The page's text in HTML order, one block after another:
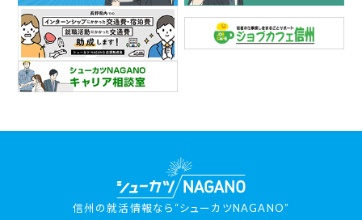
信州の就活情報なら“シューカツNAGANO”